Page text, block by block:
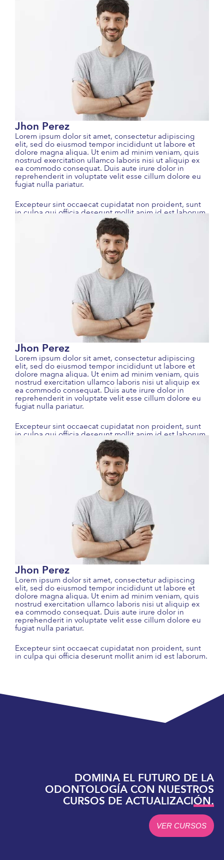
Jhon Perez
Lorem ipsum dolor sit amet, consectetur adipiscing
elit, sed do eiusmod tempor incididunt ut labore et
dolore magna aliqua. Ut enim ad minim veniam, quis
nostrud exercitation ullamco laboris nisi ut aliquip ex
ea commodo consequat. Duis aute irure dolor in
reprehenderit in voluptate velit esse cillum dolore eu
fugiat nulla pariatur.
Excepteur sint occaecat cupidatat non proident, sunt
in culpa qui officia deserunt mollit anim id est laborum.
Jhon Perez
Lorem ipsum dolor sit amet, consectetur adipiscing
elit, sed do eiusmod tempor incididunt ut labore et
dolore magna aliqua. Ut enim ad minim veniam, quis
nostrud exercitation ullamco laboris nisi ut aliquip ex
ea commodo consequat. Duis aute irure dolor in
reprehenderit in voluptate velit esse cillum dolore eu
fugiat nulla pariatur.
Excepteur sint occaecat cupidatat non proident, sunt
in culpa qui officia deserunt mollit anim id est laborum.
Jhon Perez
Lorem ipsum dolor sit amet, consectetur adipiscing
elit, sed do eiusmod tempor incididunt ut labore et
dolore magna aliqua. Ut enim ad minim veniam, quis
nostrud exercitation ullamco laboris nisi ut aliquip ex
ea commodo consequat. Duis aute irure dolor in
reprehenderit in voluptate velit esse cillum dolore eu
fugiat nulla pariatur.
Excepteur sint occaecat cupidatat non proident, sunt
in culpa qui officia deserunt mollit anim id est laborum.
DOMINA EL FUTURO DE LA
ODONTOLOGÍA CON NUESTROS
CURSOS DE ACTUALIZACIÓN.
VER CURSOS